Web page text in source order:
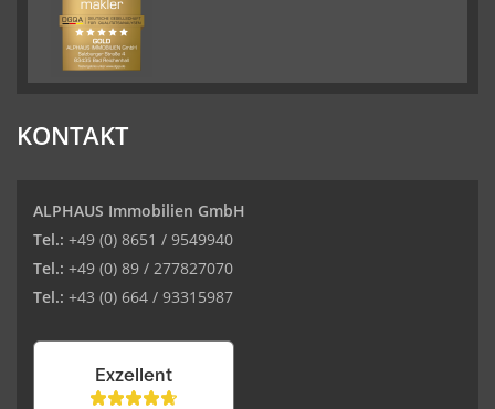
KONTAKT
ALPHAUS Immobilien GmbH
Tel.: +49 (0) 8651 / 9549940
Tel.: +49 (0) 89 / 277827070
Tel.: +43 (0) 664 / 93315987